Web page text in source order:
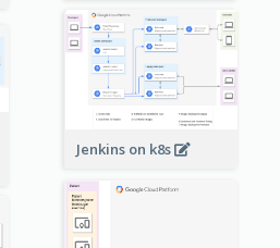
Jenkins on k8s